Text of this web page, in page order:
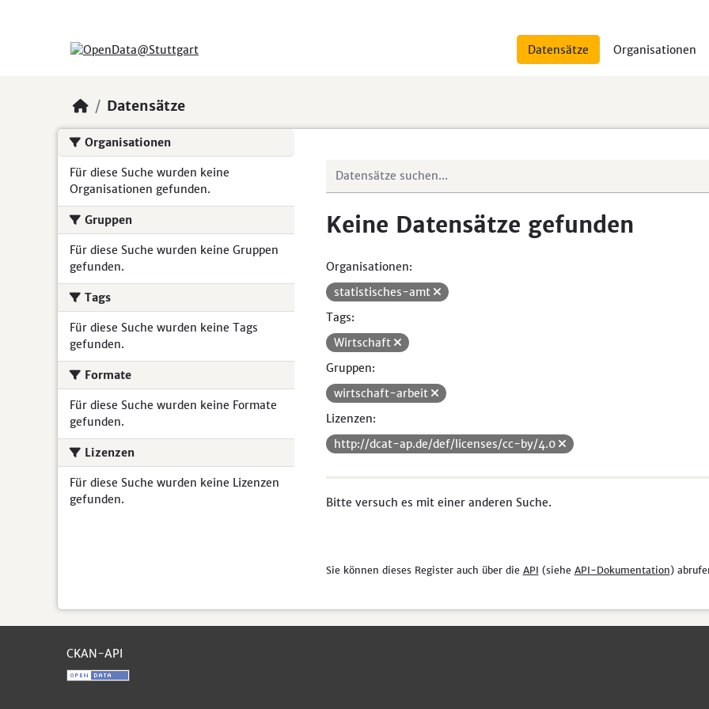
Datensätze Organisationen
Datensätze
Organisationen
Für diese Suche wurden keine
Organisationen gefunden.
Gruppen
Für diese Suche wurden keine Gruppen
gefunden.
Tags
Für diese Suche wurden keine Tags
gefunden.
Formate
Für diese Suche wurden keine Formate
gefunden.
Lizenzen
Für diese Suche wurden keine Lizenzen
gefunden.
Keine Datensätze gefunden
Organisationen:
statistisches-amt
Tags:
Wirtschaft
Gruppen:
wirtschaft-arbeit
Lizenzen:
http://dcat-ap.de/def/licenses/cc-by/4.0
Bitte versuch es mit einer anderen Suche.
Sie können dieses Register auch über die API (siehe API-Dokumentation)
CKAN-API